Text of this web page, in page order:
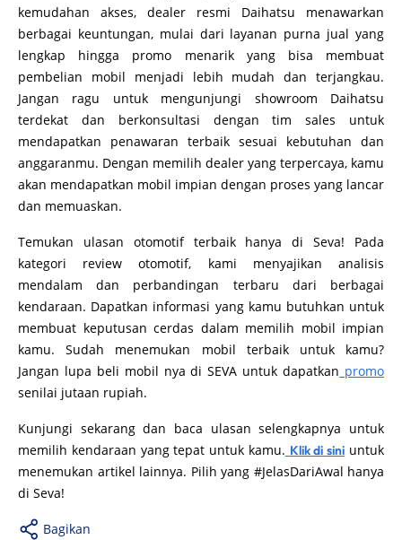
kemudahan akses, dealer resmi Daihatsu menawarkan
berbagai keuntungan, mulai dari layanan purna jual yang
lengkap hingga promo menarik yang bisa membuat
pembelian mobil menjadi lebih mudah dan terjangkau.
Jangan ragu untuk mengunjungi showroom Daihatsu
terdekat dan berkonsultasi dengan tim sales untuk
mendapatkan penawaran terbaik sesuai kebutuhan dan
anggaranmu. Dengan memilih dealer yang terpercaya, kamu
akan mendapatkan mobil impian dengan proses yang lancar
dan memuaskan.
Temukan ulasan otomotif terbaik hanya di Seva! Pada
kategori review otomotif, kami menyajikan analisis
mendalam dan perbandingan terbaru dari berbagai
kendaraan. Dapatkan informasi yang kamu butuhkan untuk
membuat keputusan cerdas dalam memilih mobil impian
kamu. Sudah menemukan mobil terbaik untuk kamu?
Jangan lupa beli mobil nya di SEVA untuk dapatkan promo
senilai jutaan rupiah.
Kunjungi sekarang dan baca ulasan selengkapnya untuk
memilih kendaraan yang tepat untuk kamu. Klik di sini untuk
menemukan artikel lainnya. Pilih yang #JelasDariAwal hanya
di Seva!
Bagikan